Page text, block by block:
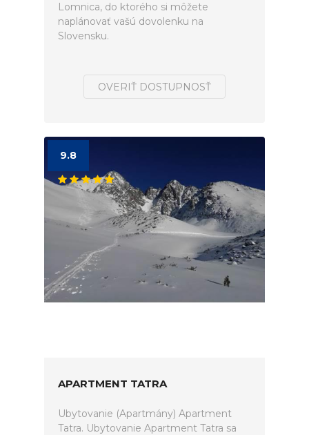
Lomnica, do ktorého si môžete
naplánovať vašú dovolenku na
Slovensku.
OVERIŤ DOSTUPNOSŤ
9.8
APARTMENT TATRA
Ubytovanie (Apartmány) Apartment
Tatra. Ubytovanie Apartment Tatra sa